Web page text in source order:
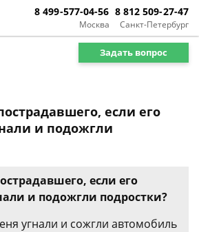
Москва
8 499-577-04-56
Санкт-Петербург
8 812 509-27-47
Задать вопрос
если его
и подожгли
если его
и подожгли подростки?
угнали и сожгли автомобиль